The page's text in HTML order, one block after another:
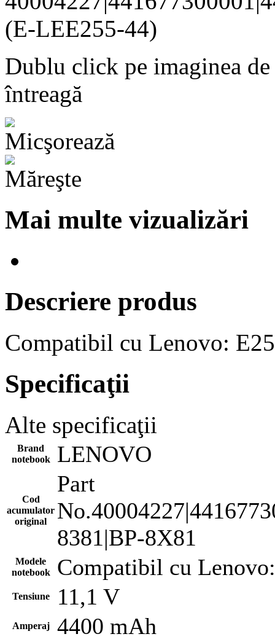
Dublu click pe imaginea de
întreagă
Mai multe vizualizări
Descriere produs
Compatibil cu Lenovo:
Specificaţii
Alte specificaţii
Brand
notebook
LENOVO
Cod
acumulator
original
Part
8381|BP-8X81
Modele
notebook
Compatibil cu
Tensiune 11,1 V
Amperaj 4400 mAh